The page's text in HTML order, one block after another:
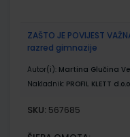
ZAŠTO JE POVIJEST
razred gimnazije
Autor(i): Martina Glučina
Nakladnik: PROFIL KLETT
SKU: 567685